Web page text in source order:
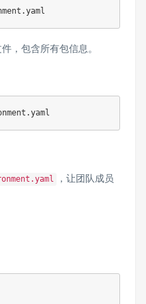
，包含所有包信息。
，让团队成员